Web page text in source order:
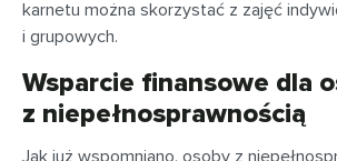
karnetu można skorzystać z zajęć
i grupowych.
Wsparcie finansowe dla
z niepełnosprawnością
Jak już wspomniano, osoby z